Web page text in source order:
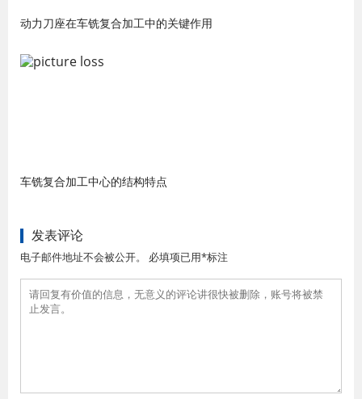
动力刀座在车铣复合加工中的关键作用
车铣复合加工中心的结构特点
发表评论
电子邮件地址不会被公开。 必填项已用*标注